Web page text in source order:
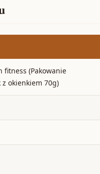
fitness (Pakowanie
okienkiem 70g)